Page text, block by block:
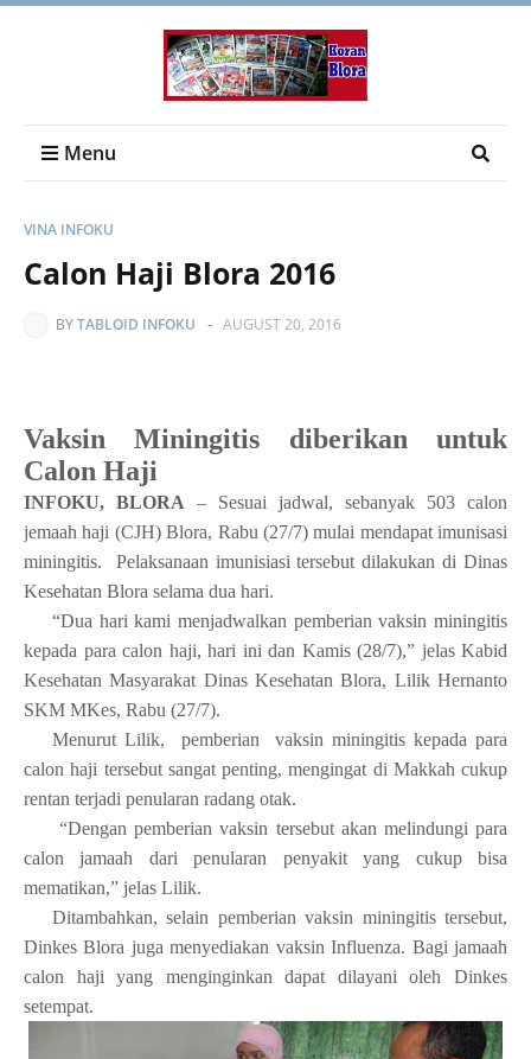
Menu
VINA INFOKU
Calon Haji Blora 2016
BYTABLOID INFOKU - AUGUST 20, 2016
Vaksin Miningitis diberikan untuk
Calon Haji
INFOKU, BLORA – Sesuai jadwal, sebanyak 503 calon
jemaah haji (CJH) Blora, Rabu (27/7) mulai mendapat imunisasi
miningitis. Pelaksanaan imunisiasi tersebut dilakukan di Dinas
Kesehatan Blora selama dua hari.
“Dua hari kami menjadwalkan pemberian vaksin miningitis
kepada para calon haji, hari ini dan Kamis (28/7),” jelas Kabid
Kesehatan Masyarakat Dinas Kesehatan Blora, Lilik Hernanto
SKM MKes, Rabu (27/7).
Menurut Lilik, pemberian vaksin miningitis kepada para
calon haji tersebut sangat penting, mengingat di Makkah cukup
rentan terjadi penularan radang otak.
“Dengan pemberian vaksin tersebut akan melindungi para
calon jamaah dari penularan penyakit yang cukup bisa
mematikan,” jelas Lilik.
Ditambahkan, selain pemberian vaksin miningitis tersebut,
Dinkes Blora juga menyediakan vaksin Influenza. Bagi jamaah
calon haji yang menginginkan dapat dilayani oleh Dinkes
setempat.